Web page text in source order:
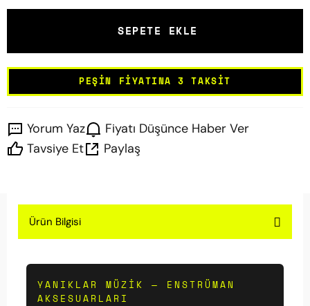
SEPETE EKLE
PEŞIN FIYATINA 3 TAKSIT
Yorum Yaz
Fiyatı Düşünce Haber Ver
Tavsiye Et
Paylaş
Ürün Bilgisi
YANIKLAR MÜZIK — ENSTRÜMAN
AKSESUARLARI